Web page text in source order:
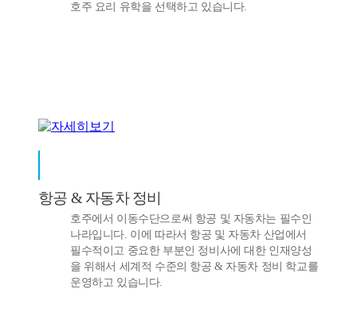
호주 요리 유학을 선택하고 있습니다.
항공 & 자동차 정비
호주에서 이동수단으로써 항공 및 자동차는 필수인
나라입니다. 이에 따라서 항공 및 자동차 산업에서
필수적이고 중요한 부분인 정비사에 대한 인재양성
을 위해서 세계적 수준의 항공 & 자동차 정비 학교를
운영하고 있습니다.